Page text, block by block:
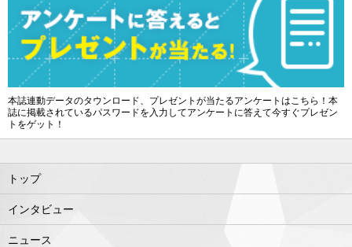
本誌連動データのタウンロード、プレゼントが当たるアンケートはこちら！本
誌に掲載されているパスワードを入力してアンケートに答えて今すぐプレゼン
トをゲット！
トップ
インタビュー
ニュース